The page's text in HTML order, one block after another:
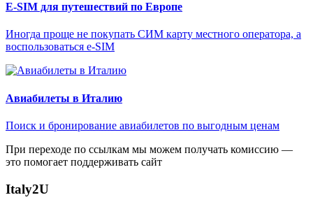
E-SIM для путешествий по Европе
Иногда проще не покупать СИМ карту местного оператора, а
воспользоваться e-SIM
Авиабилеты в Италию
Поиск и бронирование авиабилетов по выгодным ценам
При переходе по ссылкам мы можем получать комиссию —
это помогает поддерживать сайт
Italy2U